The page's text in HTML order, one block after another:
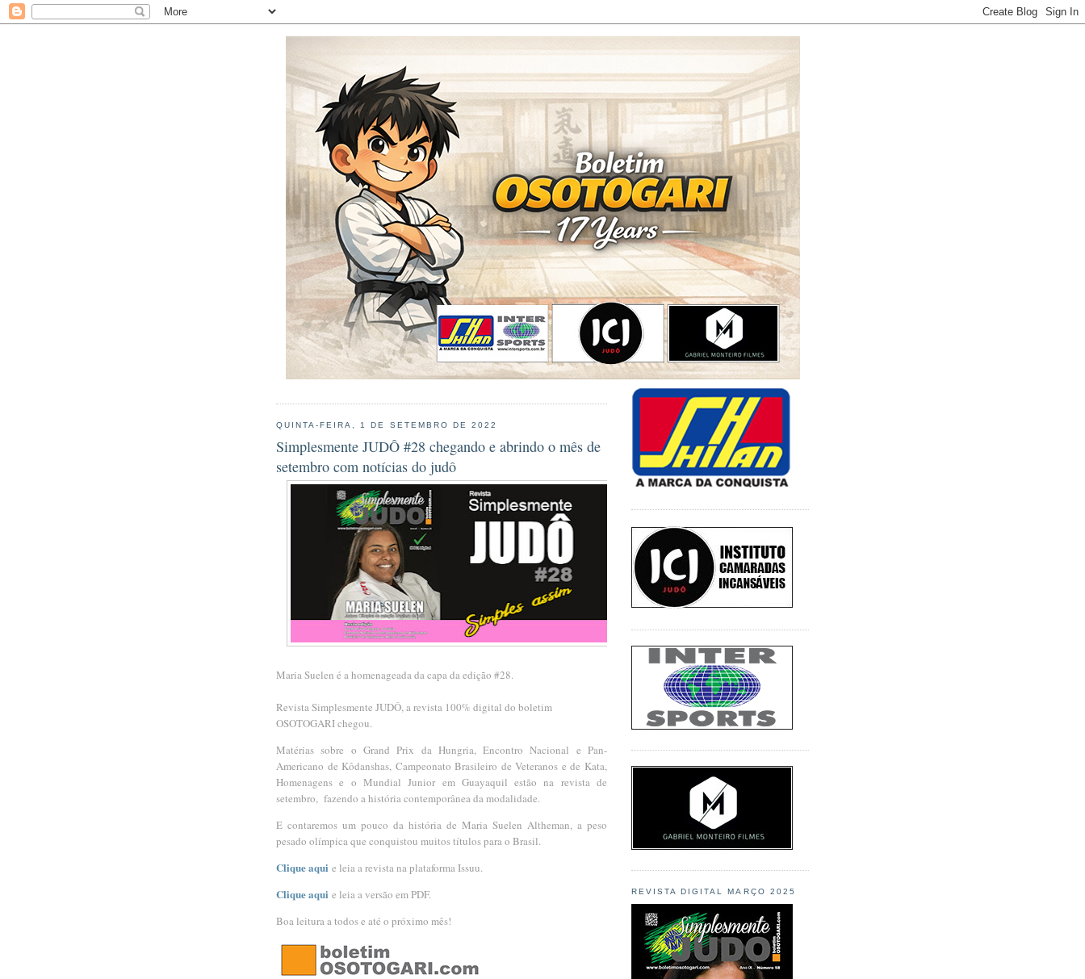
QUINTA-FEIRA, 1 DE SETEMBRO DE 2022
Simplesmente JUDÔ #28 chegando e abrindo o mês de
setembro com notícias do judô
Maria Suelen é a homenageada da capa da edição #28.
Revista Simplesmente JUDÔ, a revista 100% digital do boletim
OSOTOGARI chegou.
Matérias sobre o Grand Prix da Hungria, Encontro Nacional e Pan-
Americano de Kôdanshas, Campeonato Brasileiro de Veteranos e de Kata,
Homenagens e o Mundial Junior em Guayaquil estão na revista de
setembro, fazendo a história contemporânea da modalidade.
E contaremos um pouco da história de Maria Suelen Altheman, a peso
pesado olímpica que conquistou muitos títulos para o Brasil.
Clique aqui e leia a revista na plataforma Issuu.
Clique aqui e leia a versão em PDF.
Boa leitura a todos e até o próximo mês!
REVISTA DIGITAL MARÇO 2025